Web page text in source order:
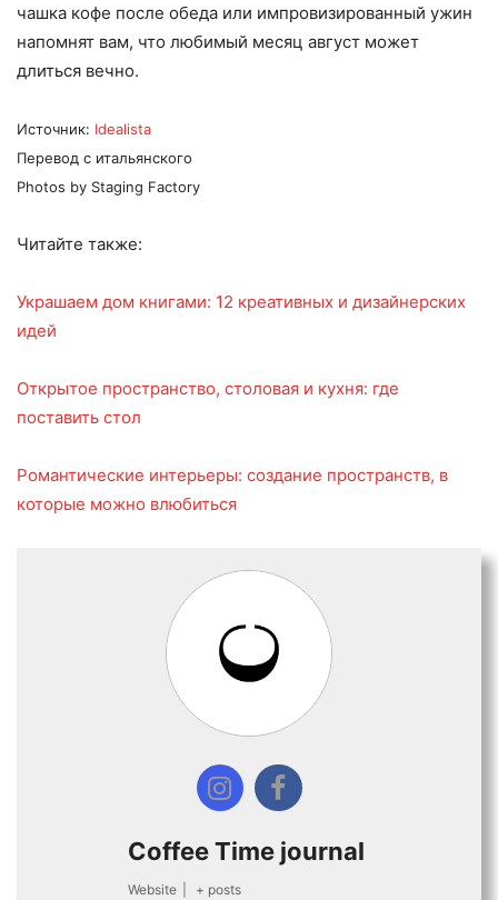
чашка кофе после обеда или импровизированный ужин
напомнят вам, что любимый месяц август может
длиться вечно.
Источник: Idealista
Перевод с итальянского
Photos by Staging Factory
Читайте также:
Украшаем дом книгами: 12 креативных и дизайнерских
идей
Открытое пространство, столовая и кухня: где
поставить стол
Романтические интерьеры: создание пространств, в
которые можно влюбиться
Coffee Time journal
Website + posts